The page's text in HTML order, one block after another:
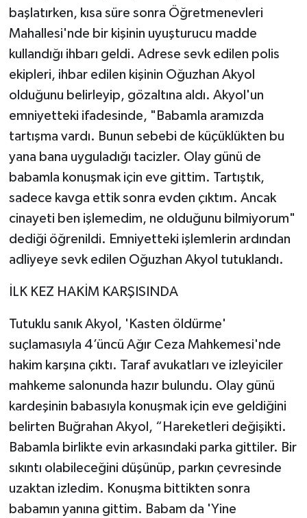
başlatırken, kısa süre sonra Öğretmenevleri
Mahallesi'nde bir kişinin uyuşturucu madde
kullandığı ihbarı geldi. Adrese sevk edilen polis
ekipleri, ihbar edilen kişinin Oğuzhan Akyol
olduğunu belirleyip, gözaltına aldı. Akyol'un
emniyetteki ifadesinde, "Babamla aramızda
tartışma vardı. Bunun sebebi de küçüklükten bu
yana bana uyguladığı tacizler. Olay günü de
babamla konuşmak için eve gittim. Tartıştık,
sadece kavga ettik sonra evden çıktım. Ancak
cinayeti ben işlemedim, ne olduğunu bilmiyorum"
dediği öğrenildi. Emniyetteki işlemlerin ardından
adliyeye sevk edilen Oğuzhan Akyol tutuklandı.
İLK KEZ HAKİM KARŞISINDA
Tutuklu sanık Akyol, 'Kasten öldürme'
suçlamasıyla 4’üncü Ağır Ceza Mahkemesi'nde
hakim karşına çıktı. Taraf avukatları ve izleyiciler
mahkeme salonunda hazır bulundu. Olay günü
kardeşinin babasıyla konuşmak için eve geldiğini
belirten Buğrahan Akyol, “Hareketleri değişikti.
Babamla birlikte evin arkasındaki parka gittiler. Bir
sıkıntı olabileceğini düşünüp, parkın çevresinde
uzaktan izledim. Konuşma bittikten sonra
babamın yanına gittim. Babam da 'Yine